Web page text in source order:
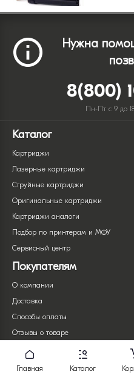
Нужна
8(800)
Пн-Пт с 9 до
Каталог
Картриджи
Лазерные картриджи
Струйные картриджи
Оригинальные картриджи
Картриджи аналоги
Подбор по принтерам и МФУ
Сервисный центр
Покупателям
О компании
Доставка
Способы оплаты
Отзывы о товаре
Акции и скидки
Отзывы о компании
Главная Каталог